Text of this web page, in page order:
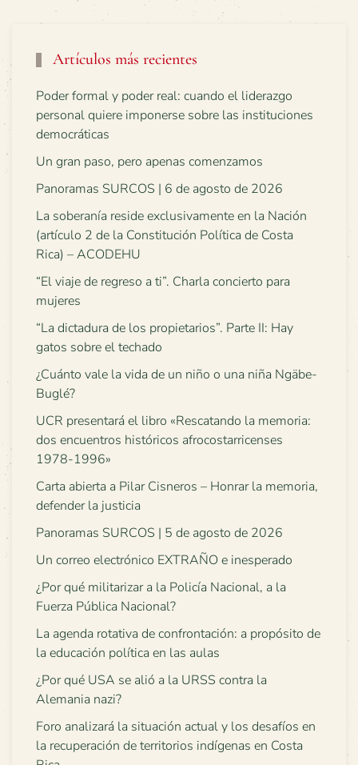
Artículos más recientes
Poder formal y poder real: cuando el liderazgo
personal quiere imponerse sobre las instituciones
democráticas
Un gran paso, pero apenas comenzamos
Panoramas SURCOS | 6 de agosto de 2026
La soberanía reside exclusivamente en la Nación
(artículo 2 de la Constitución Política de Costa
Rica) – ACODEHU
“El viaje de regreso a ti”. Charla concierto para
mujeres
“La dictadura de los propietarios”. Parte II: Hay
gatos sobre el techado
¿Cuánto vale la vida de un niño o una niña Ngäbe-
Buglé?
UCR presentará el libro «Rescatando la memoria:
dos encuentros históricos afrocostarricenses
1978-1996»
Carta abierta a Pilar Cisneros – Honrar la memoria,
defender la justicia
Panoramas SURCOS | 5 de agosto de 2026
Un correo electrónico EXTRAÑO e inesperado
¿Por qué militarizar a la Policía Nacional, a la
Fuerza Pública Nacional?
La agenda rotativa de confrontación: a propósito de
la educación política en las aulas
¿Por qué USA se alió a la URSS contra la
Alemania nazi?
Foro analizará la situación actual y los desafíos en
la recuperación de territorios indígenas en Costa